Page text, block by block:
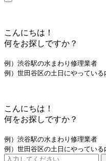
こんにちは！
何をお探しですか？
例）渋谷駅の水まわり修理業者
例）世田谷区の土日にやっている
こんにちは！
何をお探しですか？
例）渋谷駅の水まわり修理業者
例）世田谷区の土日にやっている